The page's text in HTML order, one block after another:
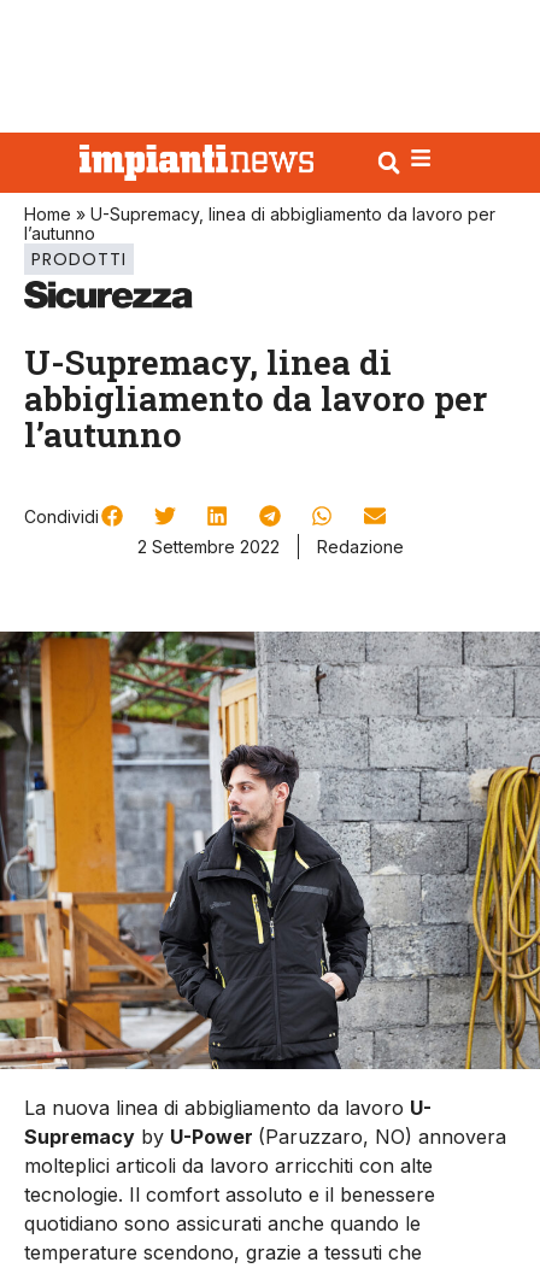
Home » U-Supremacy, linea di abbigliamento da lavoro per
l’autunno
PRODOTTI
U-Supremacy, linea di
abbigliamento da lavoro per
l’autunno
Condividi
2 Settembre 2022
Redazione
La nuova linea di abbigliamento da lavoro U-
Supremacy by U-Power (Paruzzaro, NO) annovera
molteplici articoli da lavoro arricchiti con alte
tecnologie. Il comfort assoluto e il benessere
quotidiano sono assicurati anche quando le
temperature scendono, grazie a tessuti che